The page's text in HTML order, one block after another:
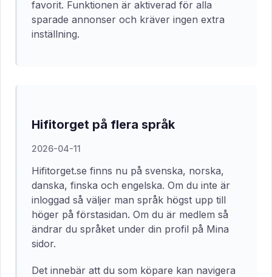
favorit. Funktionen är aktiverad för alla
sparade annonser och kräver ingen extra
inställning.
Hifitorget på flera språk
2026-04-11
Hifitorget.se finns nu på svenska, norska,
danska, finska och engelska. Om du inte är
inloggad så väljer man språk högst upp till
höger på förstasidan. Om du är medlem så
ändrar du språket under din profil på Mina
sidor.
Det innebär att du som köpare kan navigera